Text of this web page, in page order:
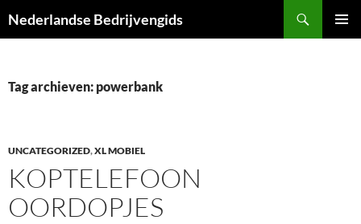
naar
Nederlandse Bedrijvengids
Tag archieven: powerbank
UNCATEGORIZED,XL MOBIEL
KOPTELEFOON
OORDOPJES